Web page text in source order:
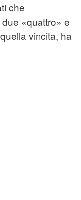
che
«quattro» e
vincita, ha